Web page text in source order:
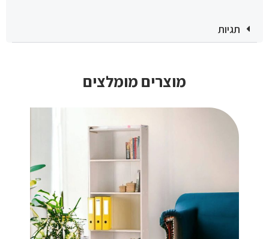
תגיות
מוצרים מומלצים